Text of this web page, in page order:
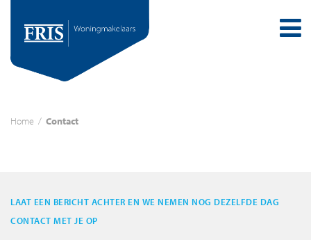
Home / Contact
LAAT EEN BERICHT ACHTER EN WE NEMEN NOG DEZELFDE DAG
CONTACT MET JE OP